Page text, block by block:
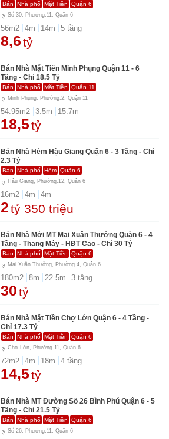
Bán Nhà phố Mặt Tiền Quận 6
Số 30, Phường.11, Quận 6
56m2 4m 14m 5 tầng
8,6tỷ
Bán Nhà Mặt Tiền Minh Phụng Quận 11 - 6
Tầng - Chỉ 18.5 Tỷ
Bán Nhà phố Mặt Tiền Quận 11
Minh Phụng, Phường.2, Quận 11
54.95m2 3.5m 15.7m
18,5tỷ
Bán Nhà Hẻm Hậu Giang Quận 6 - 3 Tầng - Chỉ
2.3 Tỷ
Bán Nhà phố Hẻm Quận 6
Hậu Giang, Phường.12, Quận 6
16m2 4m 4m
2tỷ 350 triệu
Bán Nhà Mới MT Mai Xuân Thưởng Quận 6 - 4
Tầng - Thang Máy - HĐT Cao - Chỉ 30 Tỷ
Bán Nhà phố Mặt Tiền Quận 6
Mai Xuân Thưởng, Phường.4, Quận 6
180m2 8m 22.5m 3 tầng
30tỷ
Bán Nhà Mặt Tiền Chợ Lớn Quận 6 - 4 Tầng -
Chỉ 17.3 Tỷ
Bán Nhà phố Mặt Tiền Quận 6
Chợ Lớn, Phường.11, Quận 6
72m2 4m 18m 4 tầng
14,5tỷ
Bán Nhà MT Đường Số 26 Bình Phú Quận 6 - 5
Tầng - Chỉ 21.5 Tỷ
Bán Nhà phố Mặt Tiền Quận 6
Số 26, Phường.11, Quận 6